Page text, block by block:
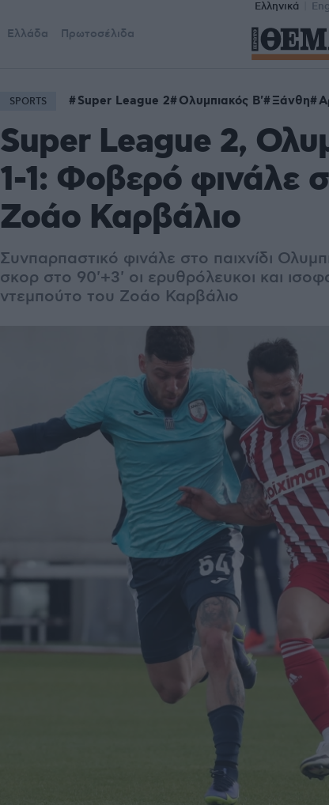
Ελληνικά
Ελλάδα Πρωτοσέλιδα
SPORTS Super League 2 Ολυμπιακός Β' Ξάνθη
Super League 2,
1-1: Φοβερό φινάλε
Ζοάο Καρβάλιο
Συνπαρπαστικό φινάλε στο παιχνίδι
σκορ στο 90'+3' οι ερυθρόλευκοι και
ντεμπούτο του Ζοάο Καρβάλιο